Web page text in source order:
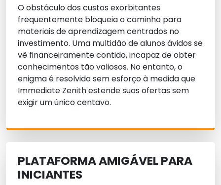
O obstáculo dos custos exorbitantes
frequentemente bloqueia o caminho para
materiais de aprendizagem centrados no
investimento. Uma multidão de alunos ávidos se
vê financeiramente contido, incapaz de obter
conhecimentos tão valiosos. No entanto, o
enigma é resolvido sem esforço à medida que
Immediate Zenith estende suas ofertas sem
exigir um único centavo.
PLATAFORMA AMIGÁVEL PARA
INICIANTES